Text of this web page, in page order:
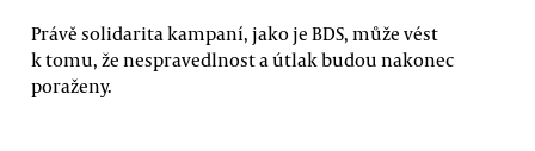
Právě solidarita kampaní, jako je BDS, může vést
k tomu, že nespravedlnost a útlak budou nakonec
poraženy.